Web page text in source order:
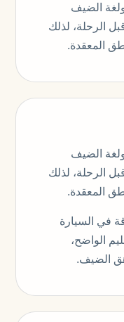
الضيف
الرحلة، لذلك
المعقدة.
الضيف
الرحلة، لذلك
المعقدة.
في السيارة
الواضح،
الضيف.